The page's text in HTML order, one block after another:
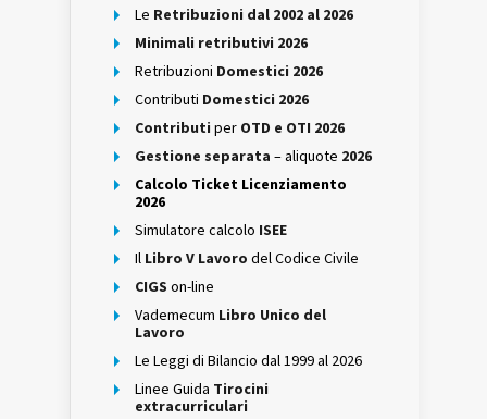
Le Retribuzioni dal 2002 al 2026
Minimali retributivi 2026
Retribuzioni Domestici 2026
Contributi Domestici 2026
Contributi per OTD e OTI 2026
Gestione separata – aliquote 2026
Calcolo Ticket Licenziamento
2026
Simulatore calcolo ISEE
Il Libro V Lavoro del Codice Civile
CIGS on-line
Vademecum Libro Unico del
Lavoro
Le Leggi di Bilancio dal 1999 al 2026
Linee Guida Tirocini
extracurriculari